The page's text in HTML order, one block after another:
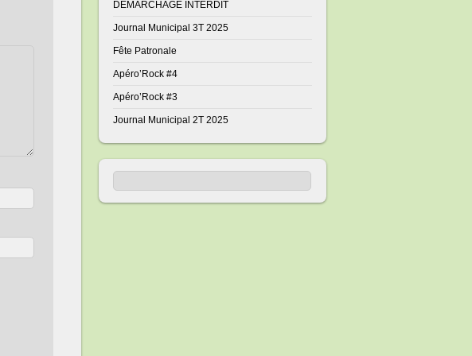
DÉMARCHAGE INTERDIT
Journal Municipal 3T 2025
Fête Patronale
Apéro’Rock #4
Apéro’Rock #3
Journal Municipal 2T 2025